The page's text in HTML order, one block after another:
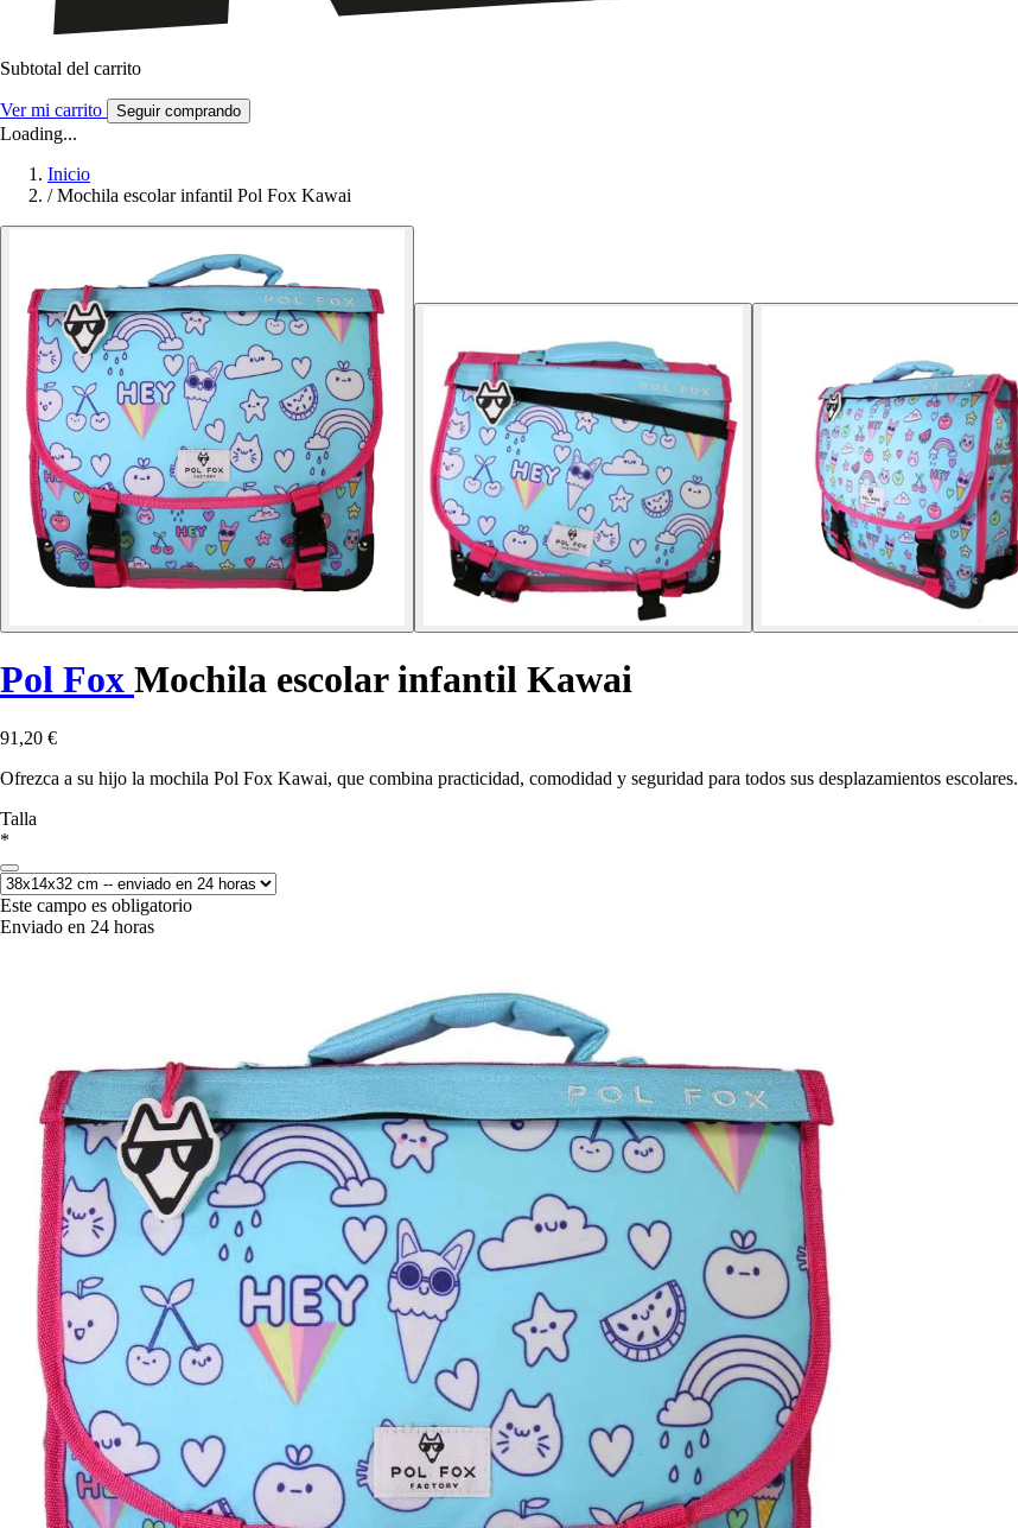
Subtotal del carrito
Ver mi carrito Seguir comprando
Loading...
Inicio
/ Mochila escolar infantil Pol Fox Kawai
Pol Fox Mochila escolar infantil Kawai
91,20 €
Ofrezca a su hijo la mochila Pol Fox Kawai, que combina practicidad, comodidad y seguridad para todos sus desplazamientos escolares.
Talla
*
Este campo es obligatorio
Enviado en 24 horas